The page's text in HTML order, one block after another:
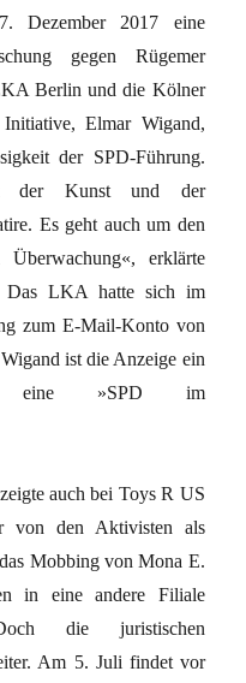
Dezember 2017 eine
gegen Rügemer
Berlin und die Kölner
Elmar Wigand,
der SPD-Führung.
der Kunst und der
Es geht auch um den
erklärte
Das LKA hatte sich im
zum E-Mail-Konto von
ist die Anzeige ein
eine »SPD im
auch bei Toys R US
von den Aktivisten als
Mobbing von Mona E.
in eine andere Filiale
die juristischen
Am 5. Juli findet vor